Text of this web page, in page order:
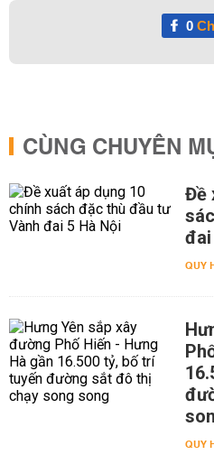
0
CÙNG CHUYÊN
Đề
đai
QUY
QUY